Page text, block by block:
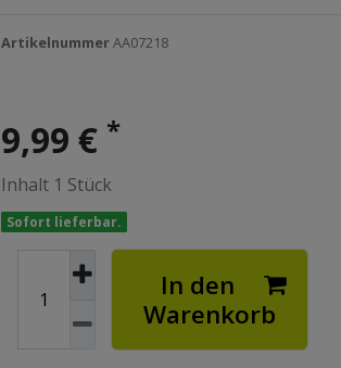
ArtikelnummerAA07218
9,99 € *
Inhalt 1 Stück
Sofort lieferbar.
In den
Warenkorb